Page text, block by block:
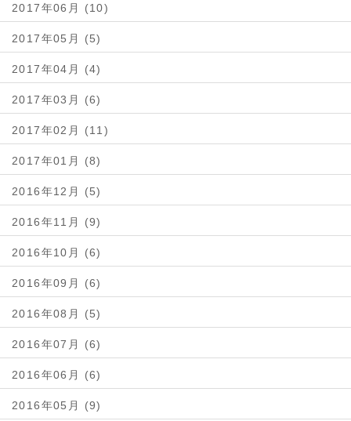
2017年06月 (10)
2017年05月 (5)
2017年04月 (4)
2017年03月 (6)
2017年02月 (11)
2017年01月 (8)
2016年12月 (5)
2016年11月 (9)
2016年10月 (6)
2016年09月 (6)
2016年08月 (5)
2016年07月 (6)
2016年06月 (6)
2016年05月 (9)